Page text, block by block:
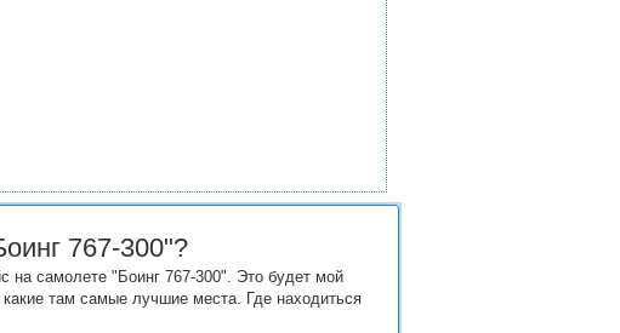
767-300"?
на самолете "Боинг 767-300". Это будет мой
там самые лучшие места. Где находиться